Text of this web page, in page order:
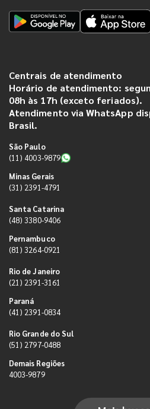
Centrais de atendimento
Horário de atendimento:
08h às 17h (exceto feriados).
Atendimento via WhatsApp
Brasil.
São Paulo
(11) 4003-9879
Minas Gerais
(31) 2391-4791
Santa Catarina
(48) 3380-9406
Pernambuco
(81) 3264-0921
Rio de Janeiro
(21) 2391-3161
Paraná
(41) 2391-0834
Rio Grande do Sul
(51) 2797-0488
Demais Regiões
4003-9879